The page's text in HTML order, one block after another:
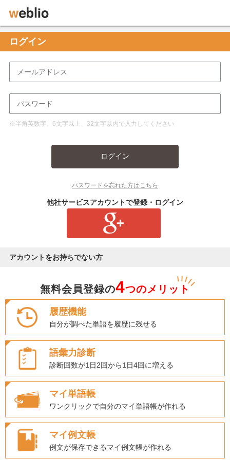
ログイン
※半角英数字、6文字以上、32文字以内で入力してください
ログイン
パスワードを忘れた方はこちら
他社サービスアカウントで登録・ログイン
アカウントをお持ちでない方
無料会員登録の4つのメリット
履歴機能
自分が調べた単語を履歴に残せる
語彙力診断
診断回数が1日2回から1日4回に増える
マイ単語帳
ワンクリックで自分のマイ単語帳が作れる
マイ例文帳
例文が保存できるマイ例文帳が作れる